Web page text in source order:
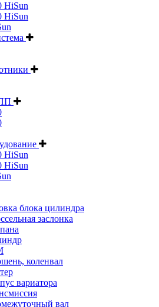
HiSun
HiSun
HiSun
HiSun
блока цилиндра
заслонка
коленвал
вариатора
вал